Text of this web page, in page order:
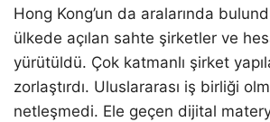
Hong Kong’un da aralarında
ülkede açılan sahte şirketler ve
yürütüldü. Çok katmanlı şirket
zorlaştırdı. Uluslararası iş birliği
netleşmedi. Ele geçen dijital